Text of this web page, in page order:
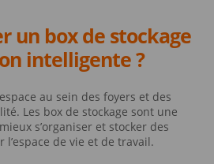
un box de stockage
intelligente ?
au sein des foyers et des
Les box de stockage sont une
s’organiser et stocker des
de vie et de travail.